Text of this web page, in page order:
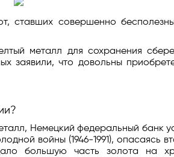
ставших совершенно
металл для сохранения
заявили, что довольны
Немецкий федеральный банк
войны (1946-1991), опасаясь
большую часть золота на